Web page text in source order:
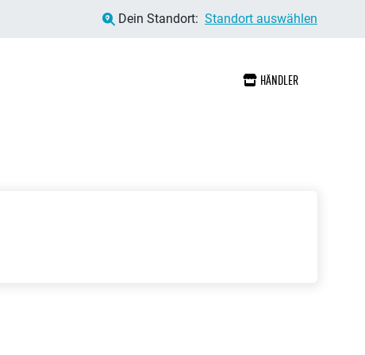
Dein Standort: Standort auswählen
HÄNDLER